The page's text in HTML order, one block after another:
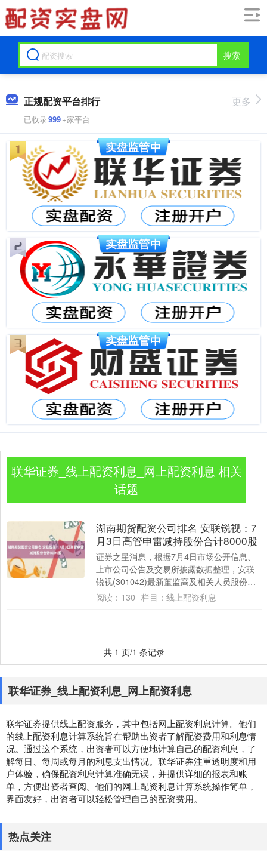
搜索
正规配资平台排行
已收录999+家平台
更多
联华证券_线上配资利息_网上配资利息 相关
话题
湖南期货配资公司排名 安联锐视：7
月3日高管申雷减持股份合计8000股
证券之星消息，根据7月4日市场公开信息、
上市公司公告及交易所披露数据整理，安联
锐视(301042)最新董监高及相关人员股份变
动情况：2025年7月3日公司董秘,....
阅读： 130 栏目： 线上配资利息
共 1 页/1 条记录
联华证券_线上配资利息_网上配资利息
联华证券提供线上配资服务，其中包括网上配资利息计算。他们
的线上配资利息计算系统旨在帮助出资者了解配资费用和利息情
况。通过这个系统，出资者可以方便地计算自己的配资利息，了
解每日、每周或每月的利息支出情况。联华证券注重透明度和用
户体验，确保配资利息计算准确无误，并提供详细的报表和账
单，方便出资者查阅。他们的网上配资利息计算系统操作简单，
界面友好，出资者可以轻松管理自己的配资费用。
热点关注